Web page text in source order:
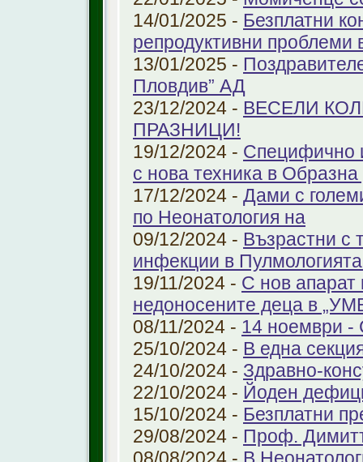
14/01/2025 - Безплатни
репродуктивни
13/01/2025 -
Пловдив” АД
23/12/2024 - ВЕСЕЛИ
ПРАЗНИЦИ!
19/12/2024 - Специфично
с нова техника в Образна
17/12/2024 - Дами с
по Неонатология на
09/12/2024 - Възрастни с
инфекции в
19/11/2024 - С нов
недоносените деца в
08/11/2024 - 14 ноември -
25/10/2024 - В една
24/10/2024 - Здравно-
22/10/2024 - Йоден
15/10/2024 - Безплатни
29/08/2024 - Проф.